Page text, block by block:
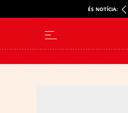
ÉS NOTÍCIA: